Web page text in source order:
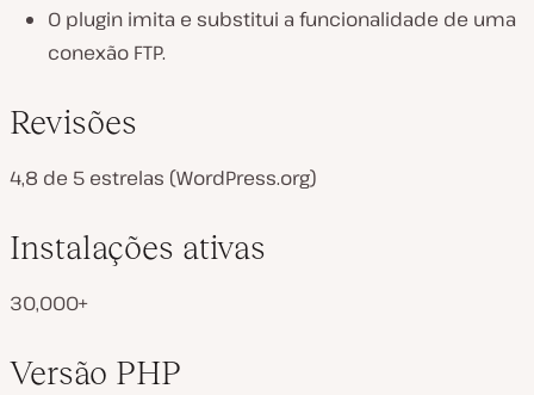
O plugin imita e substitui a funcionalidade de uma
conexão FTP.
Revisões
4,8 de 5 estrelas (WordPress.org)
Instalações ativas
30,000+
Versão PHP